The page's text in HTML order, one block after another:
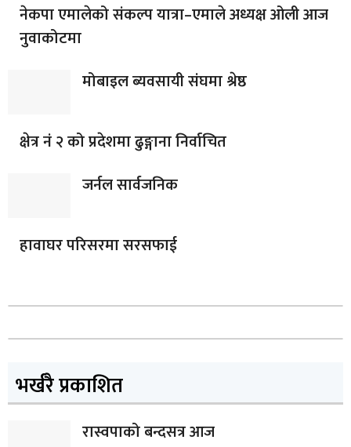
नेकपा एमालेको संकल्प यात्रा–एमाले अध्यक्ष ओली आज
नुवाकोटमा
मोबाइल ब्यवसायी संघमा श्रेष्ठ
क्षेत्र नं २ को प्रदेशमा ढुङ्गाना निर्वाचित
जर्नल सार्वजनिक
हावाघर परिसरमा सरसफाई
भर्खरै प्रकाशित
रास्वपाको बन्दसत्र आज